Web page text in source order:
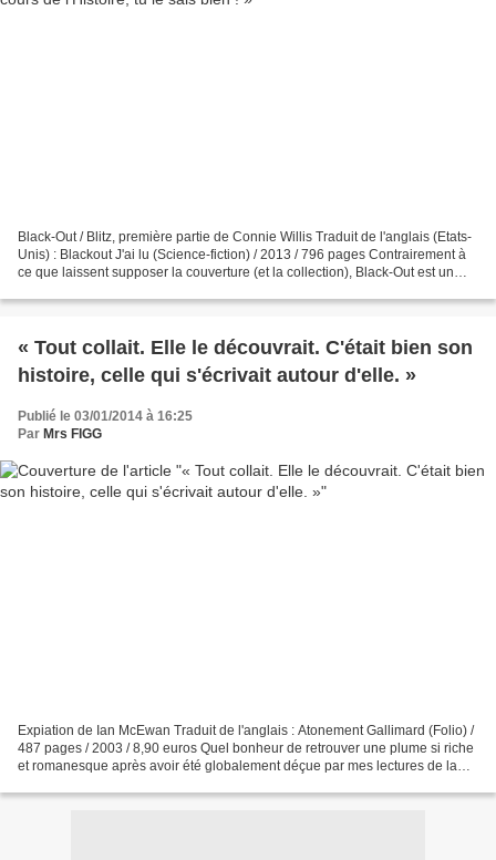
Black-Out / Blitz, première partie de Connie Willis Traduit de l'anglais (Etats-
Unis) : Blackout J'ai lu (Science-fiction) / 2013 / 796 pages Contrairement à
ce que laissent supposer la couverture (et la collection), Black-Out est un
« Tout collait. Elle le découvrait. C'était bien son
histoire, celle qui s'écrivait autour d'elle. »
Publié le 03/01/2014 à 16:25
Par Mrs FIGG
Expiation de Ian McEwan Traduit de l'anglais : Atonement Gallimard (Folio) /
487 pages / 2003 / 8,90 euros Quel bonheur de retrouver une plume si riche
et romanesque après avoir été globalement déçue par mes lectures de la